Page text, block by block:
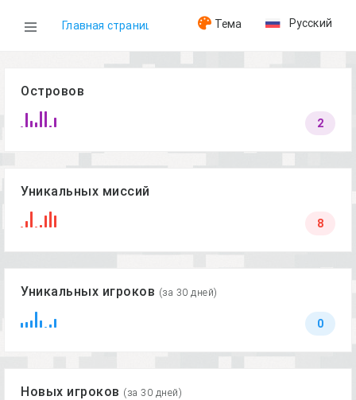
Главная страница Тема Русский
Островов
2
Уникальных миссий
8
Уникальных игроков (за 30 дней)
0
Новых игроков (за 30 дней)